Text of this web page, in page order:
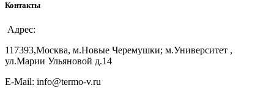
Контакты
Адрес:
117393,Москва, м.Новые Черемушки; м.Университет ,
ул.Марии Ульяновой д.14
E-Mail: info@termo-v.ru